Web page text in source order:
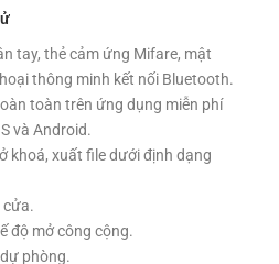
tay, thẻ cảm ứng Mifare, mật
thông minh kết nối Bluetooth.
toàn trên ứng dụng miễn phí
và Android.
khoá, xuất file dưới định dạng
cửa.
độ mở công cộng.
phòng.